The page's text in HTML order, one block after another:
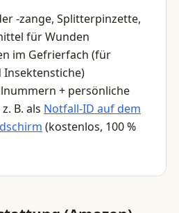
-zange, Splitterpinzette,
für Wunden
im Gefrierfach (für
Insektenstiche)
+ persönliche
B. als Notfall-ID auf dem
(kostenlos, 100 %